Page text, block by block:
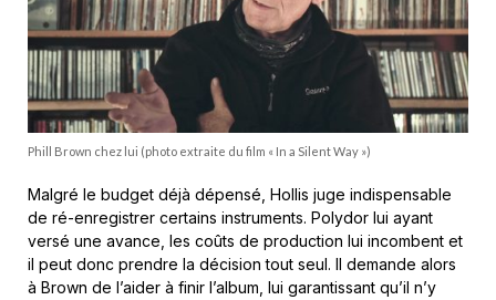
Phill Brown chez lui (photo extraite du film « In a Silent Way »)
Malgré le budget déjà dépensé, Hollis juge indispensable
de ré-enregistrer certains instruments. Polydor lui ayant
versé une avance, les coûts de production lui incombent et
il peut donc prendre la décision tout seul. Il demande alors
à Brown de l’aider à finir l’album, lui garantissant qu’il n’y